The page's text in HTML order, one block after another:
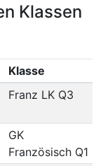
Klassen
Klasse
Franz LK Q3
GK
Französisch Q1